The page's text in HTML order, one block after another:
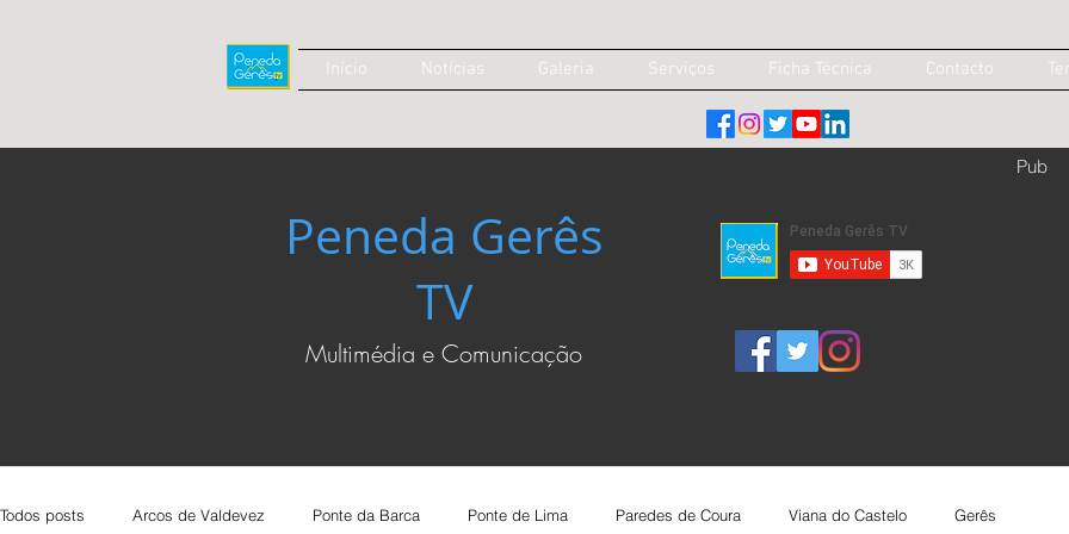
Início Notícias Galeria Serviços Ficha Técnica Contacto
Peneda Gerês
TV
Multimédia e Comunicação
Pub
Todos posts Arcos de Valdevez Ponte da Barca Ponte de Lima Paredes de Coura Viana do Castelo Gerês